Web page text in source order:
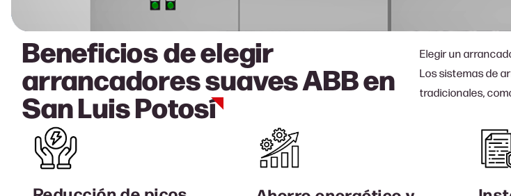
Beneficios de elegir
arrancadores suaves ABBen
San Luis Potosí
Elegir un
Los sistemas de
tradicionales,